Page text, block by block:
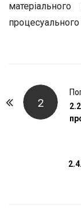
процесуального
2